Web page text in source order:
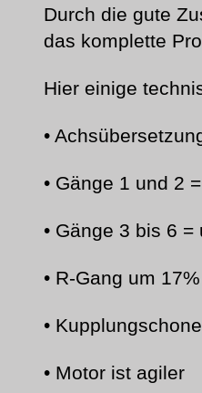
Durch die gute
das komplette
Hier einige
•
• Gänge 1 und 2
• Gänge 3 bis 6
• R-Gang um
•
• Motor ist agiler